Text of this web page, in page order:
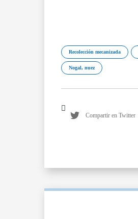
Recolección mecanizada
Nogal, nuez
Compartir en Twitter